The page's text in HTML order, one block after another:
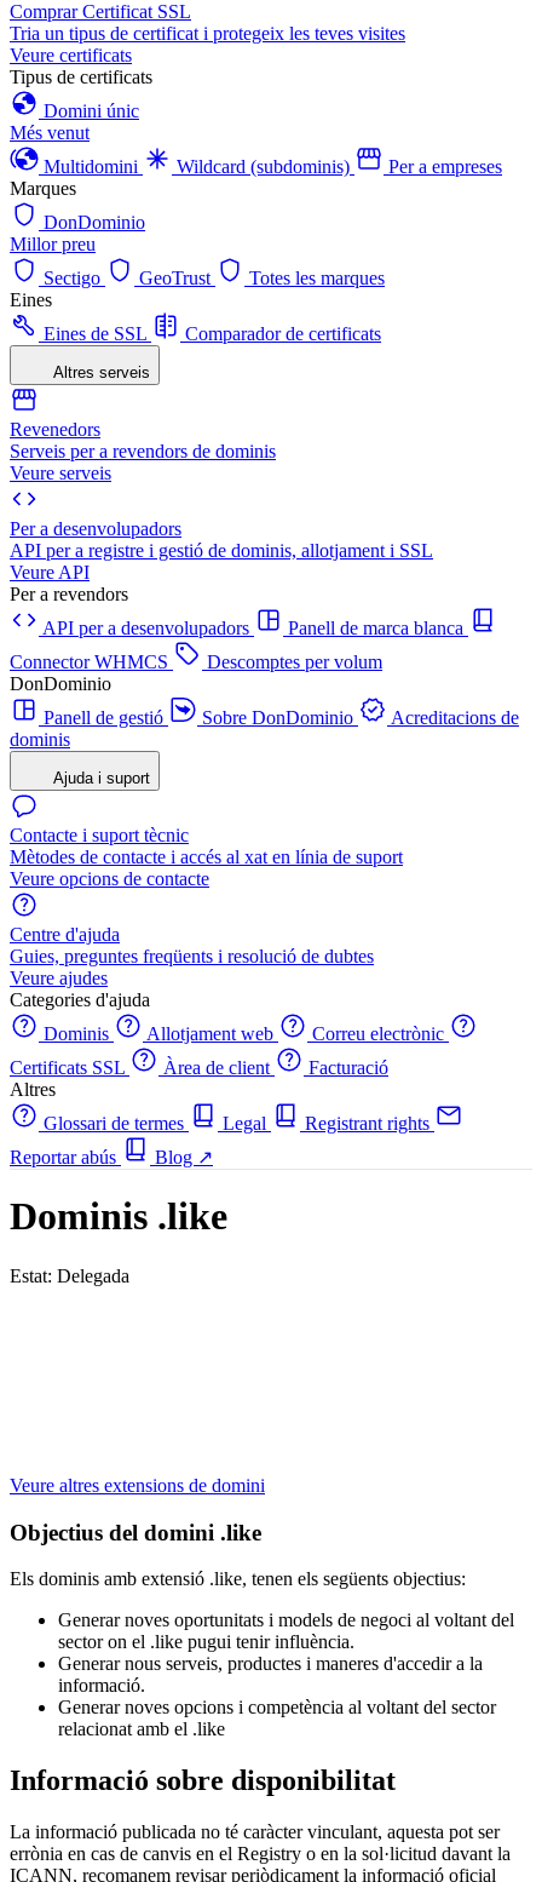
Comprar Certificat SSL
Tria un tipus de certificat i protegeix les teves visites
Veure certificats
Tipus de certificats
Domini únic
Més venut
Multidomini
Wildcard (subdominis)
Per a empreses
Marques
DonDominio
Millor preu
Sectigo
GeoTrust
Totes les marques
Eines
Eines de SSL
Comparador de certificats
Altres serveis
Revenedors
Serveis per a revendors de dominis
Veure serveis
Per a desenvolupadors
API per a registre i gestió de dominis, allotjament i SSL
Veure API
Per a revendors
API per a desenvolupadors
Panell de marca blanca
Connector WHMCS
Descomptes per volum
DonDominio
Panell de gestió
Sobre DonDominio
Acreditacions de
dominis
Ajuda i suport
Contacte i suport tècnic
Mètodes de contacte i accés al xat en línia de suport
Veure opcions de contacte
Centre d'ajuda
Guies, preguntes freqüents i resolució de dubtes
Veure ajudes
Categories d'ajuda
Dominis
Allotjament web
Correu electrònic
Certificats SSL
Àrea de client
Facturació
Altres
Glossari de termes
Legal
Registrant rights
Reportar abús
Blog ↗
Dominis .like
Estat: Delegada
Veure altres extensions de domini
Objectius del domini .like
Els dominis amb extensió .like, tenen els següents objectius:
Generar noves oportunitats i models de negoci al voltant del
sector on el .like pugui tenir influència.
Generar nous serveis, productes i maneres d'accedir a la
informació.
Generar noves opcions i competència al voltant del sector
relacionat amb el .like
Informació sobre disponibilitat
La informació publicada no té caràcter vinculant, aquesta pot ser
errònia en cas de canvis en el Registry o en la sol·licitud davant la
ICANN, recomanem revisar periòdicament la informació oficial